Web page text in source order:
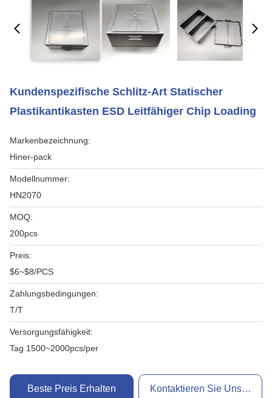
Kundenspezifische Schlitz-Art Statischer
Plastikantikasten ESD Leitfähiger Chip Loading
Markenbezeichnung:
Hiner-pack
Modellnummer:
HN2070
MOQ:
200pcs
Preis:
$6~$8/PCS
Zahlungsbedingungen:
T/T
Versorgungsfähigkeit:
Tag 1500~2000pcs/per
Beste Preis Erhalten Kontaktieren Sie Uns Jetzt